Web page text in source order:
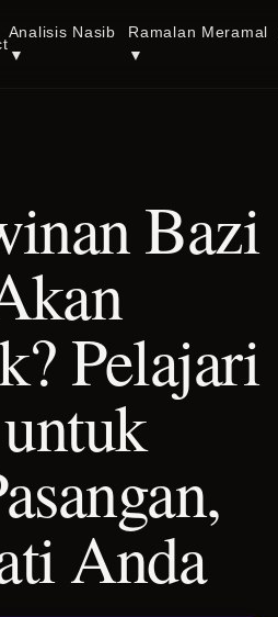
Analisis Nasib
▼
Ramalan Meramal
▼
Bazi
Pelajari
Anda